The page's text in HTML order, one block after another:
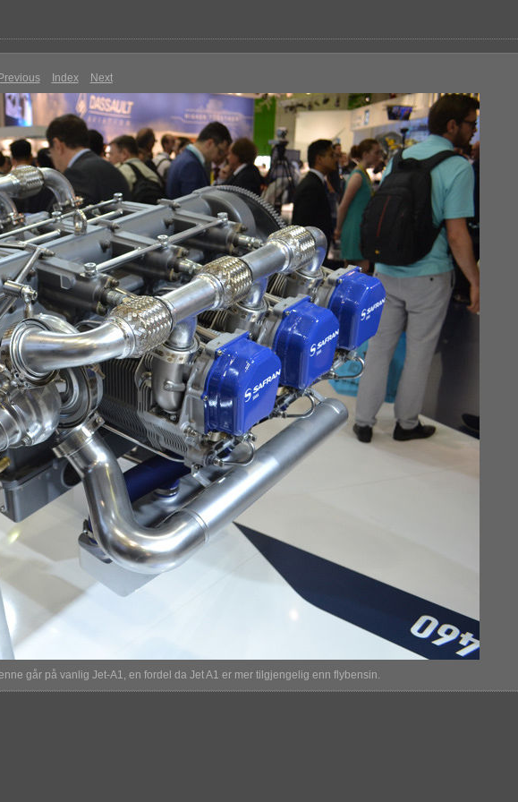
Previous Index Next
går på vanlig Jet-A1, en fordel da Jet A1 er mer tilgjengelig enn flybensin.